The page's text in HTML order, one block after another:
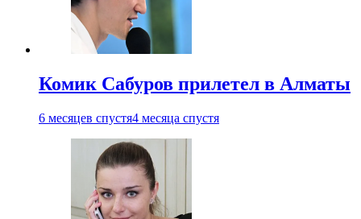
Комик Сабуров прилетел в Алматы
6 месяцев спустя4 месяца спустя